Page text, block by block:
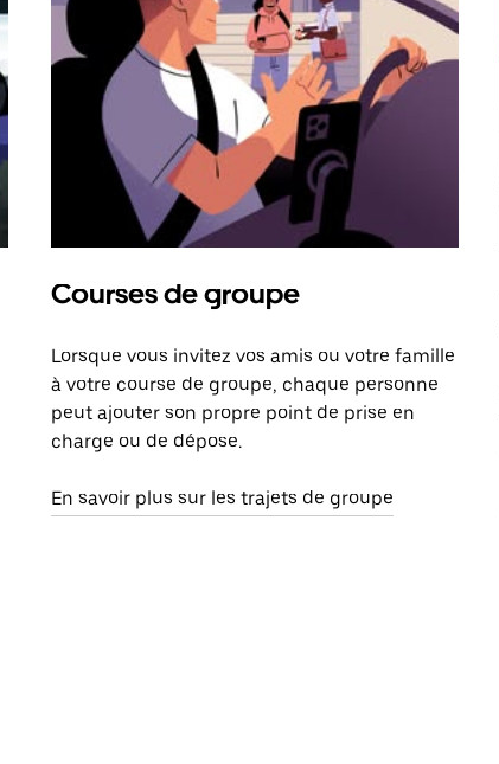
Courses de groupe
Lorsque vous invitez vos amis ou votre famille
à votre course de groupe, chaque personne
peut ajouter son propre point de prise en
charge ou de dépose.
En savoir plus sur les trajets de groupe